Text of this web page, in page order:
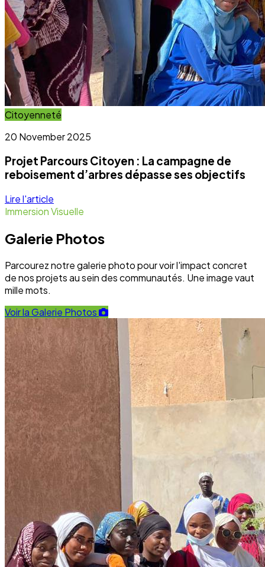
Impact Direct
+150
Interventions réussies cette année.
Dernières nouvelles du terrain
Toute l'actualité